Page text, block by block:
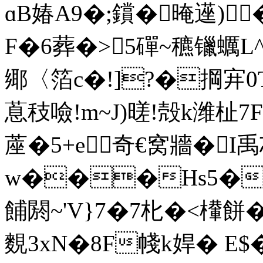
ɑB媋A9�;鑜�晻 遳
F�6葬�>5磾~穮镴蠣
鄊〈箔c�!]?�掆宑
蒠秓噞!m~J)暛!殻k潍杫
蓙�5+e奇€窝牆�I
w���Hs5�~
餔閼~'V}7�7朼�<檋餅
麲3xN�8F帴k娨�